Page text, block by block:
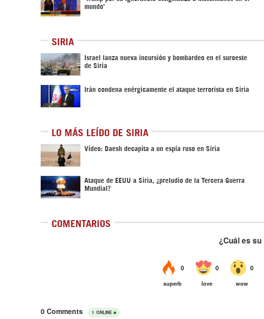
mundo’
SIRIA
Israel lanza nueva incursión y bombardeo en el suroeste
de Siria
Irán condena enérgicamente el ataque terrorista en Siria
LO MÁS LEÍDO DE SIRIA
Vídeo: Daesh decapita a un espía ruso en Siria
Ataque de EEUU a Siria, ¿preludio de la Tercera Guerra
Mundial?
COMENTARIOS